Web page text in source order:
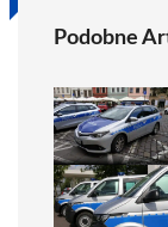
Podobne